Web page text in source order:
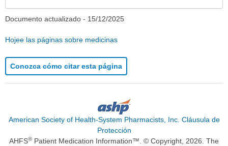
Documento actualizado - 15/12/2025
Hojee las páginas sobre medicinas
Conozca cómo citar esta página
American Society of Health-System Pharmacists, Inc. Cláusula de
Protección
AHFS® Patient Medication Information™. © Copyright, 2026. The